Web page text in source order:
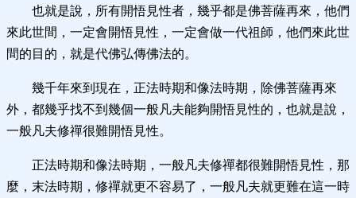
也就是說，所有開悟見性者，幾乎都是佛菩薩再來，他們
來此世間，一定會開悟見性，一定會做一代祖師，他們來此世
間的目的，就是代佛弘傳佛法的。
幾千年來到現在，正法時期和像法時期，除佛菩薩再來
外，都幾乎找不到幾個一般凡夫能夠開悟見性的，也就是說，
一般凡夫修禪很難開悟見性。
正法時期和像法時期，一般凡夫修禪都很難開悟見性，那
麼，末法時期，修禪就更不容易了，一般凡夫就更難在這一時